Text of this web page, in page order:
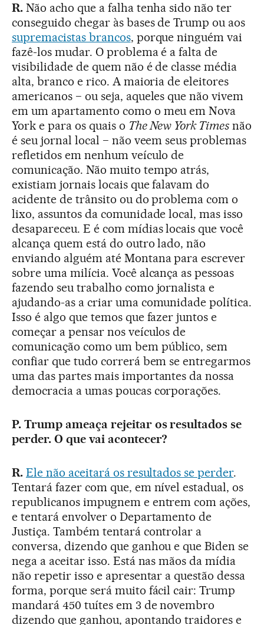
R.Não acho que a falha tenha sido não ter
conseguido chegar às bases de Trump ou aos
supremacistas brancos, porque ninguém vai
fazê-los mudar. O problema é a falta de
visibilidade de quem não é de classe média
alta, branco e rico. A maioria de eleitores
americanos − ou seja, aqueles que não vivem
em um apartamento como o meu em Nova
York e para os quais o The New York Times não
é seu jornal local − não veem seus problemas
refletidos em nenhum veículo de
comunicação. Não muito tempo atrás,
existiam jornais locais que falavam do
acidente de trânsito ou do problema com o
lixo, assuntos da comunidade local, mas isso
desapareceu. E é com mídias locais que você
alcança quem está do outro lado, não
enviando alguém até Montana para escrever
sobre uma milícia. Você alcança as pessoas
fazendo seu trabalho como jornalista e
ajudando-as a criar uma comunidade política.
Isso é algo que temos que fazer juntos e
começar a pensar nos veículos de
comunicação como um bem público, sem
confiar que tudo correrá bem se entregarmos
uma das partes mais importantes da nossa
democracia a umas poucas corporações.
P. Trump ameaça rejeitar os resultados se
perder. O que vai acontecer?
R. Ele não aceitará os resultados se perder.
Tentará fazer com que, em nível estadual, os
republicanos impugnem e entrem com ações,
e tentará envolver o Departamento de
Justiça. Também tentará controlar a
conversa, dizendo que ganhou e que Biden se
nega a aceitar isso. Está nas mãos da mídia
não repetir isso e apresentar a questão dessa
forma, porque será muito fácil cair: Trump
mandará 450 tuítes em 3 de novembro
dizendo que ganhou, apontando traidores e